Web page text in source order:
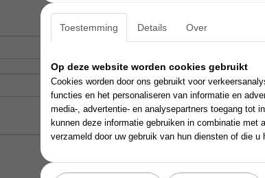
Toestemming Details Over
Op deze website worden cookies gebruikt
Cookies worden door ons gebruikt voor
functies en het personaliseren van informatie en
media-, advertentie- en analysepartners toegang tot
kunnen deze informatie gebruiken in combinatie met
verzameld door uw gebruik van hun diensten of die u